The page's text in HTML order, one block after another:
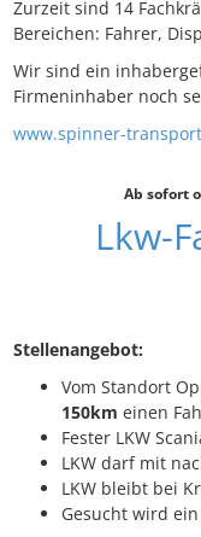
Zurzeit sind 14
Bereichen: Fahrer,
Wir sind ein
Firmeninhaber noch
www.spinner-
Ab sofort
Lkw-
Stellenangebot:
Vom Standort
150km einen
Fester LKW
LKW darf mit
LKW bleibt bei
Gesucht wird